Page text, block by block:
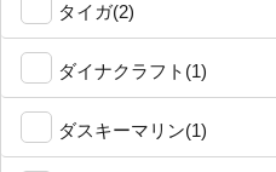
タイガ(2)
ダイナクラフト(1)
ダスキーマリン(1)